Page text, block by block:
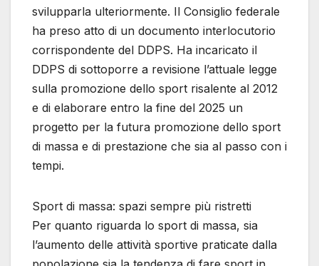
svilupparla ulteriormente. Il Consiglio federale
ha preso atto di un documento interlocutorio
corrispondente del DDPS. Ha incaricato il
DDPS di sottoporre a revisione l’attuale legge
sulla promozione dello sport risalente al 2012
e di elaborare entro la fine del 2025 un
progetto per la futura promozione dello sport
di massa e di prestazione che sia al passo con i
tempi.
Sport di massa: spazi sempre più ristretti
Per quanto riguarda lo sport di massa, sia
l’aumento delle attività sportive praticate dalla